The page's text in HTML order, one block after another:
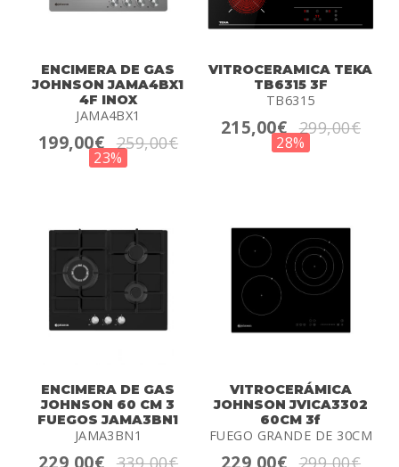
ENCIMERA DE GAS
JOHNSON JAMA4BX1
4F INOX
JAMA4BX1
199,00€ 259,00€
23%
VITROCERAMICA TEKA
TB6315 3F
TB6315
215,00€ 299,00€
28%
ENCIMERA DE GAS
JOHNSON 60 CM 3
FUEGOS JAMA3BN1
JAMA3BN1
229,00€ 339,00€
VITROCERÁMICA
JOHNSON JVICA3302
60CM 3f
FUEGO GRANDE DE 30CM
229,00€ 299,00€